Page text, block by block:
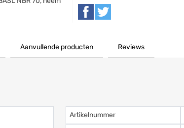
Aanvullende producten Reviews
Artikelnummer